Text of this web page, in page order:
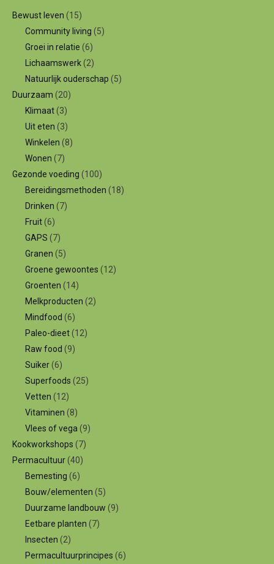
Bewust leven (15)
Community living (5)
Groei in relatie (6)
Lichaamswerk(2)
Natuurlijk ouderschap (5)
Duurzaam (20)
Klimaat(3)
Uit eten (3)
Winkelen (8)
Wonen (7)
Gezonde voeding (100)
Bereidingsmethoden (18)
Drinken (7)
Fruit(6)
GAPS (7)
Granen (5)
Groene gewoontes (12)
Groenten (14)
Melkproducten (2)
Mindfood (6)
Paleo-dieet(12)
Raw food (9)
Suiker(6)
Superfoods (25)
Vetten (12)
Vitaminen (8)
Vlees of vega(9)
Kookworkshops (7)
Permacultuur(40)
Bemesting (6)
Bouw/elementen (5)
Duurzame landbouw (9)
Eetbare planten (7)
Insecten (2)
Permacultuurprincipes (6)